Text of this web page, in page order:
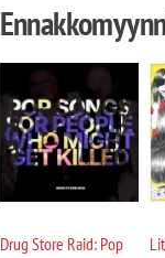
Drug Store Raid: Pop